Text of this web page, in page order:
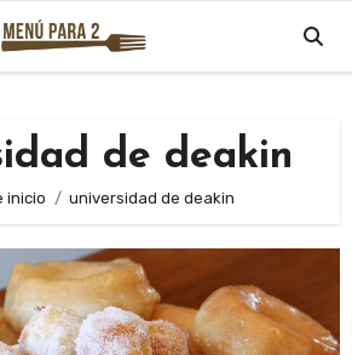
de deakin
inicio universidad de deakin